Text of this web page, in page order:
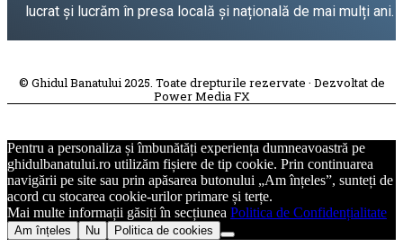
lucrat și lucrăm în presa locală și națională de mai mulți ani.
© Ghidul Banatului 2025. Toate drepturile rezervate · Dezvoltat de
Power Media FX
Pentru a personaliza și îmbunătăți experiența dumneavoastră pe
ghidulbanatului.ro utilizăm fișiere de tip cookie. Prin continuarea
navigării pe site sau prin apăsarea butonului „Am înțeles”, sunteți de
acord cu stocarea cookie-urilor primare și terțe.
Mai multe informații găsiți în secțiunea Politica de Confidențialitate
Am înțeles Nu Politica de cookies